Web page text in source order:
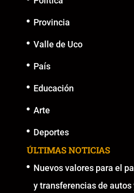
Provincia
Valle de Uco
País
Educación
Arte
Deportes
ÚLTIMAS NOTICIAS
Nuevos valores para el
y transferencias de autos